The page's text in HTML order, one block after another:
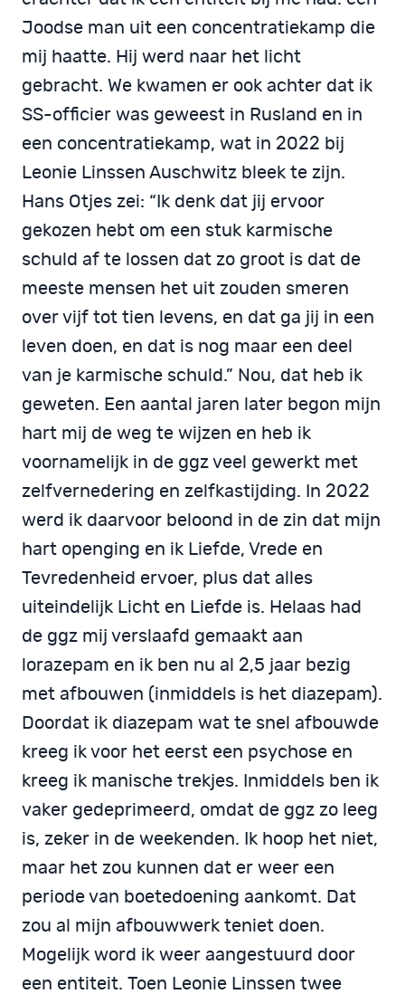
Joodse man uit een concentratiekamp die
mij haatte. Hij werd naar het licht
gebracht. We kwamen er ook achter dat ik
SS-officier was geweest in Rusland en in
een concentratiekamp, wat in 2022 bij
Leonie Linssen Auschwitz bleek te zijn.
Hans Otjes zei: “Ik denk dat jij ervoor
gekozen hebt om een stuk karmische
schuld af te lossen dat zo groot is dat de
meeste mensen het uit zouden smeren
over vijf tot tien levens, en dat ga jij in een
leven doen, en dat is nog maar een deel
van je karmische schuld.” Nou, dat heb ik
geweten. Een aantal jaren later begon mijn
hart mij de weg te wijzen en heb ik
voornamelijk in de ggz veel gewerkt met
zelfvernedering en zelfkastijding. In 2022
werd ik daarvoor beloond in de zin dat mijn
hart openging en ik Liefde, Vrede en
Tevredenheid ervoer, plus dat alles
uiteindelijk Licht en Liefde is. Helaas had
de ggz mij verslaafd gemaakt aan
lorazepam en ik ben nu al 2,5 jaar bezig
met afbouwen (inmiddels is het diazepam).
Doordat ik diazepam wat te snel afbouwde
kreeg ik voor het eerst een psychose en
kreeg ik manische trekjes. Inmiddels ben ik
vaker gedeprimeerd, omdat de ggz zo leeg
is, zeker in de weekenden. Ik hoop het niet,
maar het zou kunnen dat er weer een
periode van boetedoening aankomt. Dat
zou al mijn afbouwwerk teniet doen.
Mogelijk word ik weer aangestuurd door
een entiteit. Toen Leonie Linssen twee